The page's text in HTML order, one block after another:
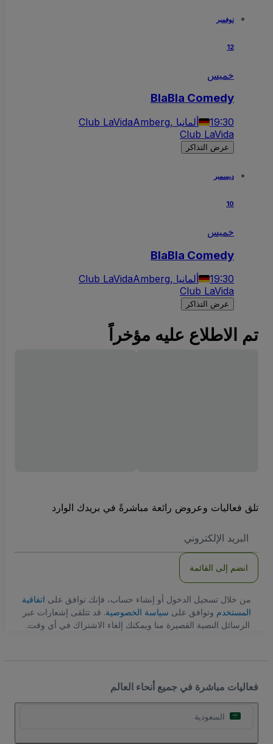
نوفمبر
خميس
BlaBla Comedy
19:30 Amberg, ألمانيا
Club LaVida
Club LaVida
عرض التذاكر
ديسمبر
خميس
BlaBla Comedy
19:30 Amberg, ألمانيا
Club LaVida
Club LaVida
عرض التذاكر
تم الاطلاع عليه مؤخراً
تلق فعاليات وعروض رائعة مباشرةً في بريدك الوارد
الاكتروني
انضم إلى القائمة
من خلال تسجيل الدخول أو إنشاء حساب، فإنك توافق علىاتفاقية
المستخدموتوافق علىسياسة الخصوصية. قد تتلقى إشعارات عبر
الرسائل النصية القصيرة منا ويمكنك إلغاء الاشتراك في أي وقت.
فعاليات مباشرة في جميع أنحاء العالم
السعودية